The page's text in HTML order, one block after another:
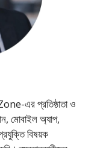
এর প্রতিষ্ঠাতা ও
মোবাইল অ্যাপ,
বিষয়ক